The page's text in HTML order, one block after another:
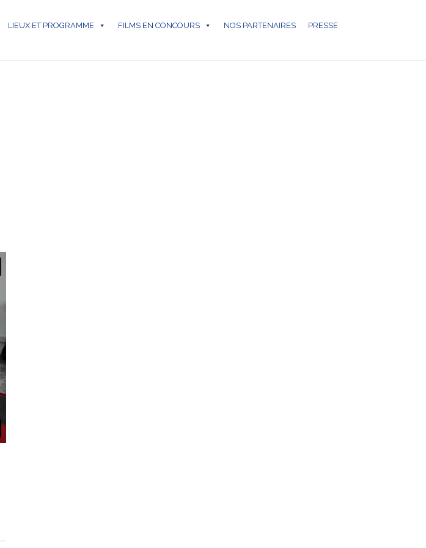
LIEUX ET PROGRAMME FILMS EN CONCOURS NOS PARTENAIRES PRESSE